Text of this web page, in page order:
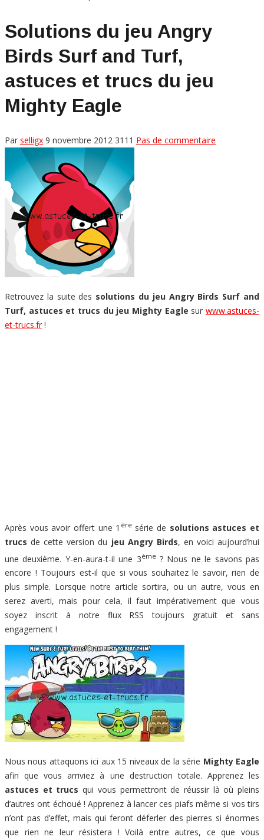
Solutions du jeu Angry
Birds Surf and Turf,
astuces et trucs du jeu
Mighty Eagle
Par selligx 9 novembre 2012 3111 Pas de commentaire
Retrouvez la suite des solutions du jeu Angry Birds Surf and
Turf, astuces et trucs du jeu Mighty Eagle surwww.astuces-
et-trucs.fr!
Après vous avoir offert une 1 èresérie de solutions astuces et
trucs de cette version du jeu Angry Birds, en voici aujourd’hui
une deuxième. Y-en-aura-t-il une 3ème? Nous ne le savons pas
encore ! Toujours est-il que si vous souhaitez le savoir, rien de
plus simple. Lorsque notre article sortira, ou un autre, vous en
serez averti, mais pour cela, il faut impérativement que vous
soyez inscrit à notre flux RSS toujours gratuit et sans
engagement !
Nous nous attaquons ici aux 15 niveaux de la série Mighty Eagle
afin que vous arriviez à une destruction totale. Apprenez les
astuces et trucs qui vous permettront de réussir là où pleins
d’autres ont échoué ! Apprenez à lancer ces piafs même si vos tirs
n’ont pas d’effet, mais qui feront déferler des pierres si énormes
que rien ne leur résistera ! Voilà entre autres, ce que vous